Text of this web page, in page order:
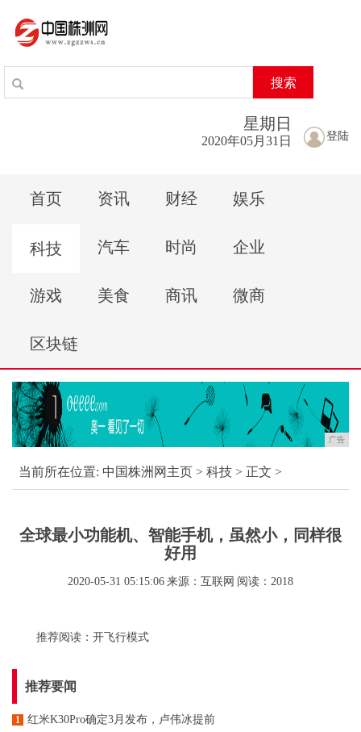
搜索
登陆
星期 日
2020年05月31日
首页 资讯 财经 娱乐
科技 汽车 时尚 企业
游戏 美食 商讯 微商
区块链
广告
当前所在位置: 中国株洲网主页 > 科技 > 正文 >
全球最小功能机、智能手机，虽然小，同样很
好用
2020-05-31 05:15:06 来源：互联网 阅读：2018
推荐阅读： 开飞行模式
推荐要闻
1 红米K30Pro确定3月发布，卢伟冰提前